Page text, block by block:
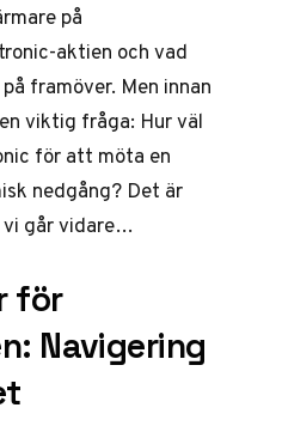
på
aktien och vad
framöver. Men innan
viktig fråga: Hur väl
för att möta en
nedgång? Det är
går vidare…
för
Navigering